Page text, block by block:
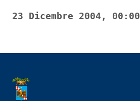
23 Dicembre 2004, 00:00